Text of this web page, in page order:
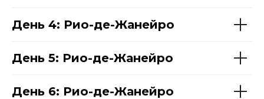
День 4: Рио-де-Жанейро
День 5: Рио-де-Жанейро
День 6: Рио-де-Жанейро